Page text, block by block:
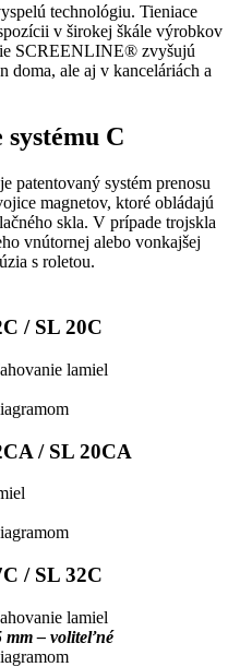
technológiu. Tieniace
v širokej škále výrobkov
SCREENLINE® zvyšujú
doma, ale aj v kanceláriách a
C
patentovaný systém prenosu
magnetov, ktoré obládajú
skla. V prípade trojskla
vnútornej alebo vonkajšej
s roletou.
/ SL 20C
lamiel
/ SL 20CA
/ SL 32C
lamiel
mm – voliteľné